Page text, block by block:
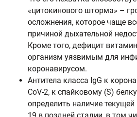
«цитокинового шторма» –
осложнения, которое чаще
причиной дыхательной
Кроме того, дефицит
организм уязвимым для
коронавирусом.
Антитела класса IgG к
CoV-2, к спайковому (S)
определить наличие текущей